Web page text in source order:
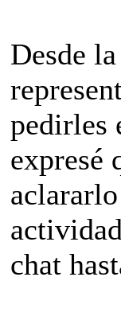
Desde
pedirles
expresé
chat